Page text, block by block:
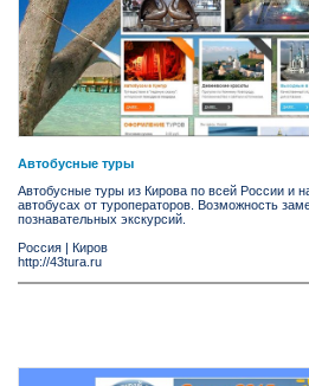
Автобусные туры
Автобусные туры из Кирова по всей России и
автобусах от туроператоров. Возможность
познавательных экскурсий.
Россия | Киров
http://43tura.ru